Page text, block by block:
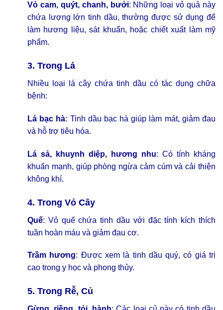
Vỏ cam, quýt, chanh, bưởi: Những loại vỏ quả này
chứa lượng lớn tinh dầu, thường được sử dụng để
làm hương liệu, sát khuẩn, hoặc chiết xuất làm mỹ
phẩm.
3. Trong Lá
Nhiều loại lá cây chứa tinh dầu có tác dụng chữa
bệnh:
Lá bạc hà: Tinh dầu bạc hà giúp làm mát, giảm đau
và hỗ trợ tiêu hóa.
Lá sả, khuynh diệp, hương nhu: Có tính kháng
khuẩn mạnh, giúp phòng ngừa cảm cúm và cải thiện
không khí.
4. Trong Vỏ Cây
Quế: Vỏ quế chứa tinh dầu với đặc tính kích thích
tuần hoàn máu và giảm đau cơ.
Trầm hương: Được xem là tinh dầu quý, có giá trị
cao trong y học và phong thủy.
5. Trong Rễ, Củ